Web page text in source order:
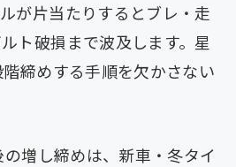
が片当たりするとブレ・走
ト破損まで波及します。星
締めする手順を欠かさない
増し締めは、新車・冬タイ